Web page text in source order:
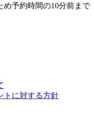
め予約時間の10分前まで
トに対する方針